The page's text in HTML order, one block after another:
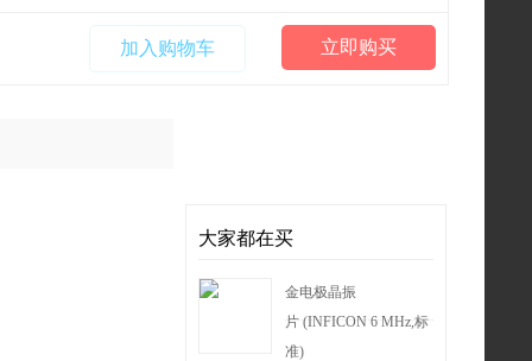
立即购买
加入购物车
大家都在买
金电极晶振
片 (INFICON 6 MHz,标
准)